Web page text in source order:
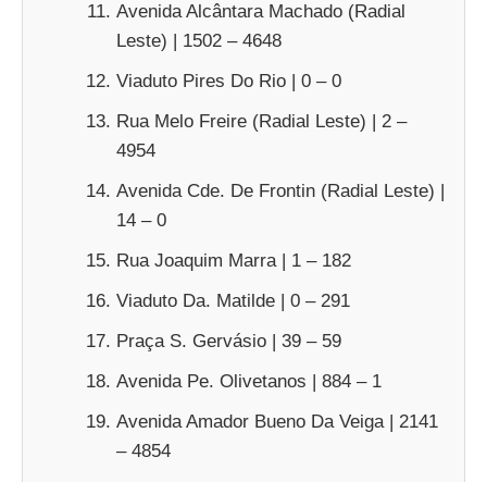
Avenida Alcântara Machado (Radial
Leste) | 1502 – 4648
Viaduto Pires Do Rio | 0 – 0
Rua Melo Freire (Radial Leste) | 2 –
4954
Avenida Cde. De Frontin (Radial Leste) |
14 – 0
Rua Joaquim Marra | 1 – 182
Viaduto Da. Matilde | 0 – 291
Praça S. Gervásio | 39 – 59
Avenida Pe. Olivetanos | 884 – 1
Avenida Amador Bueno Da Veiga | 2141
– 4854